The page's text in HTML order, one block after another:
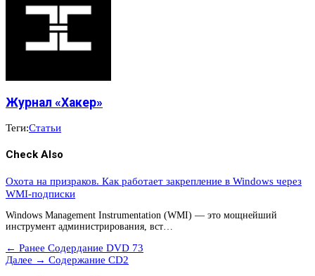
Журнал «Хакер»
Теги:Статьи
Check Also
Охота на призраков. Как работает закрепление в Windows через
WMI-подписки
Windows Management Instrumentation (WMI) — это мощнейший
инструмент администрирования, вст…
← Ранее Содердание DVD 73
Далее → Содержание CD2